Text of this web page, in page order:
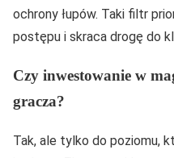
ochrony łupów. Taki filtr
postępu i skraca drogę do
Czy inwestowanie w
gracza?
Tak, ale tylko do poziomu,